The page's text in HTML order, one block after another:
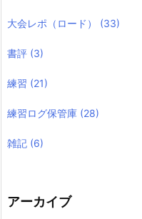
大会レポ（ロード） (33)
書評 (3)
練習 (21)
練習ログ保管庫 (28)
雑記 (6)
アーカイブ